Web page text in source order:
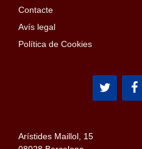
Contacte
Avís legal
Política de Cookies
Arístides Maillol, 15